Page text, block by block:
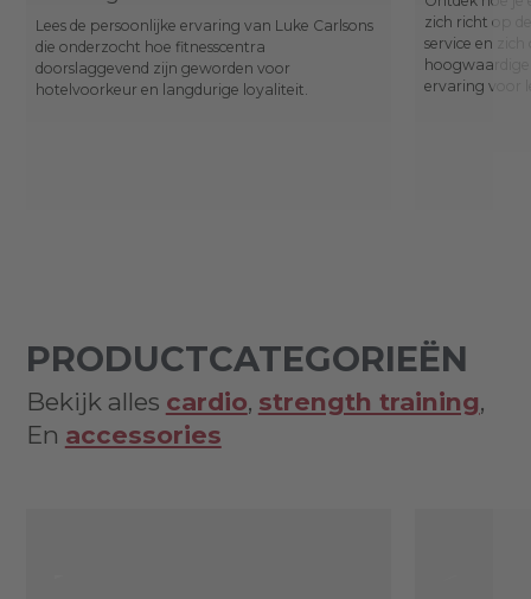
Lees de persoonlijke ervaring van Luke Carlsons
die onderzocht hoe fitnesscentra
doorslaggevend zijn geworden voor
hotelvoorkeur en langdurige loyaliteit.
zich richt op
service en
ervaring voor
PRODUCTCATEGORIEËN
Bekijk alles cardio, strength training,
En accessories